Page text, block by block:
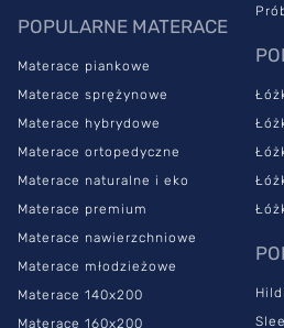
snu lubisz najbardziej. Dopasuje
ciała i co ważne, zapewni swobodny
Materac
SleepMed –
wybrać?
Materac termoelastyczny jest łatwy
jego warstwy zostały
zapewniać optymalną wentylację i
zasługa technologii Airforce. Dzięki
gromadzą się kurz i
POPULARNE MATERACE
Materace piankowe
Materace sprężynowe
Materace hybrydowe
Materace ortopedyczne
Materace naturalne i eko
Materace premium
Materace nawierzchniowe
Materace młodzieżowe
Materace 140x200
Materace 160x200